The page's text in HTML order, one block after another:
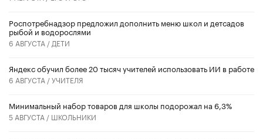
Роспотребнадзор предложил дополнить меню школ и детсадов
рыбой и водорослями
6 АВГУСТА / ДЕТИ
​Яндекс обучил более 20 тысяч учителей использовать ИИ в работе
6 АВГУСТА /УЧИТЕЛЯ
Минимальный набор товаров для школы подорожал на 6,3%
5 АВГУСТА / ШКОЛЬНИКИ